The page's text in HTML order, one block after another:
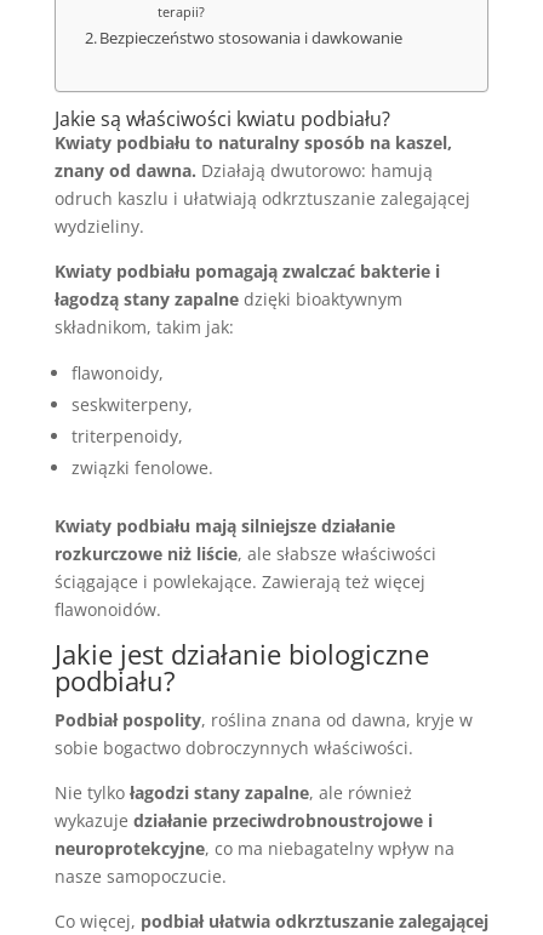
terapii?
Bezpieczeństwo stosowania i dawkowanie
Jakie są właściwości kwiatu podbiału?
Kwiaty podbiału to naturalny sposób na kaszel,
znany od dawna. Działają dwutorowo: hamują
odruch kaszlu i ułatwiają odkrztuszanie zalegającej
wydzieliny.
Kwiaty podbiału pomagają zwalczać bakterie i
łagodzą stany zapalnedzięki bioaktywnym
składnikom, takim jak:
flawonoidy,
seskwiterpeny,
triterpenoidy,
związki fenolowe.
Kwiaty podbiału mają silniejsze działanie
rozkurczowe niż liście, ale słabsze właściwości
ściągające i powlekające. Zawierają też więcej
flawonoidów.
Jakie jest działanie biologiczne
podbiału?
Podbiał pospolity, roślina znana od dawna, kryje w
sobie bogactwo dobroczynnych właściwości.
Nie tylko łagodzi stany zapalne, ale również
wykazuje działanie przeciwdrobnoustrojowe i
neuroprotekcyjne, co ma niebagatelny wpływ na
nasze samopoczucie.
Co więcej, podbiał ułatwia odkrztuszanie zalegającej